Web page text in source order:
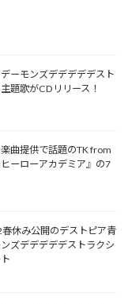
ーモンズデデデデデスト
題歌がCDリリース！
曲提供で話題のTK from
ーローアカデミア』の7
休み公開のデストピア青
ズデデデデデストラクシ